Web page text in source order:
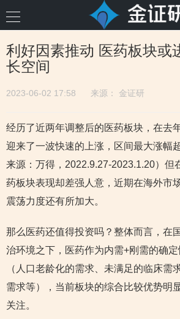
利好因素推动 医药板块或
长空间
2023-06-02 17:58 来源： 金证研
经历了近两年调整后的医药板块，在去
迎来了一波快速的上涨，区间最大涨幅
来源：万得，2022.9.27-2023.1.20）但
药板块表现却差强人意，近期在海外市
震荡力度还有所加大。
那么医药还值得投资吗？整体而言，在
治环境之下，医药作为内需+刚需的确
（人口老龄化的需求、未满足的临床需
需求等），当前板块的综合比较优势明
关注。